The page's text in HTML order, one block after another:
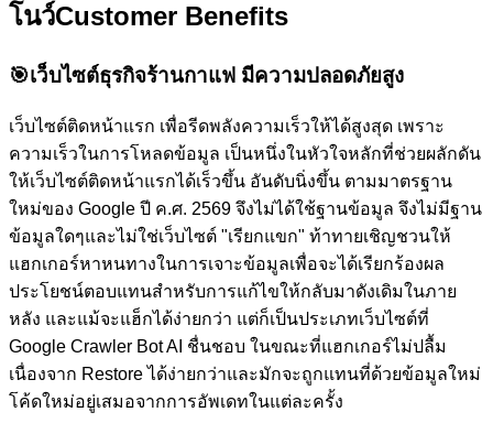
โนว์Customer Benefits
🎯เว็บไซต์ธุรกิจร้านกาแฟ มีความปลอดภัยสูง
เว็บไซต์ติดหน้าแรก เพื่อรีดพลังความเร็วให้ได้สูงสุด เพราะ
ความเร็วในการโหลดข้อมูล เป็นหนึ่งในหัวใจหลักที่ช่วยผลักดัน
ให้เว็บไซต์ติดหน้าแรกได้เร็วขึ้น อันดับนิ่งขึ้น ตามมาตรฐาน
ใหม่ของ Google ปี ค.ศ. 2569 จึงไม่ได้ใช้ฐานข้อมูล จึงไม่มีฐาน
ข้อมูลใดๆและไม่ใช่เว็บไซต์ "เรียกแขก" ท้าทายเชิญชวนให้
แฮกเกอร์หาหนทางในการเจาะข้อมูลเพื่อจะได้เรียกร้องผล
ประโยชน์ตอบแทนสำหรับการแก้ไขให้กลับมาดังเดิมในภาย
หลัง และแม้จะแฮ็กได้ง่ายกว่า แต่ก็เป็นประเภทเว็บไซต์ที่
Google Crawler Bot AI ชื่นชอบ ในขณะที่แฮกเกอร์ไม่ปลื้ม
เนื่องจาก Restore ได้ง่ายกว่าและมักจะถูกแทนที่ด้วยข้อมูลใหม่
โค้ดใหม่อยู่เสมอจากการอัพเดทในแต่ละครั้ง